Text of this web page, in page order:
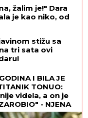
žalim je!" Dara
je kao niko, od
stižu sa
tri sata ovi
I BILA JE
TONUO:
videla, a on je
- NJENA
krv u žilama